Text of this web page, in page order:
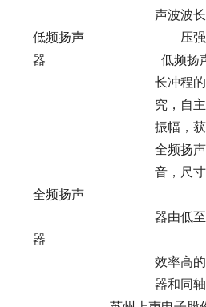
声波波长较长，振幅
低频扬声 压强。为了保
器 低频扬声器需采用
长冲程的要求。公司
究，自主开发各类材
振幅，获得深沉有
全频扬声器负责重放
音，尺寸范围涵盖
全频扬声
器由低至高整体连贯
器
效率高的特点。公司
器和同轴扬声器